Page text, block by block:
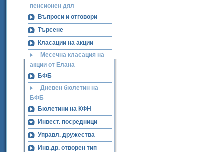
пенсионен дял
Въпроси и отговори
Търсене
Класации на акции
Месечна класация на
акции от Елана
БФБ
Дневен бюлетин на
БФБ
Бюлетини на КФН
Инвест. посредници
Управл. дружества
Инв.др. отворен тип